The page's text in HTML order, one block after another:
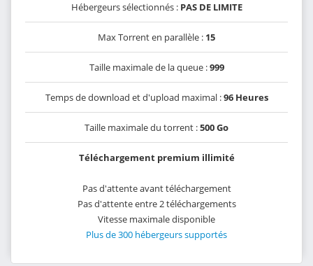
Hébergeurs sélectionnés : PAS DE LIMITE
Max Torrent en parallèle : 15
Taille maximale de la queue :999
Temps de download et d'upload maximal :96 Heures
Taille maximale du torrent :500 Go
Téléchargement premium illimité
Pas d'attente avant téléchargement
Pas d'attente entre 2 téléchargements
Vitesse maximale disponible
Plus de 300 hébergeurs supportés